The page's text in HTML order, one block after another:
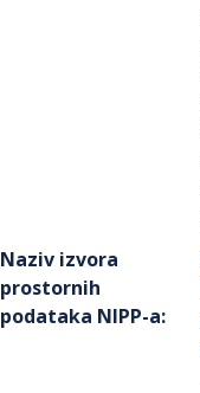
Naziv izvora
prostornih
podataka NIPP-a: